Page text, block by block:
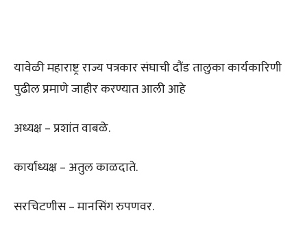
यावेळी महाराष्ट्र राज्य पत्रकार संघाची दौंड तालुका कार्यकारिणी
पुढील प्रमाणे जाहीर करण्यात आली आहे
अध्यक्ष – प्रशांत वाबळे.
कार्याध्यक्ष – अतुल काळदाते.
सरचिटणीस – मानसिंग रुपणवर.